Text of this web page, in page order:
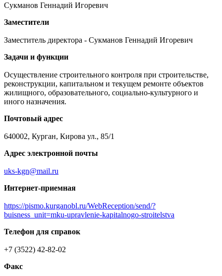
Сукманов Геннадий Игоревич
Заместители
Заместитель директора - Сукманов Геннадий Игоревич
Задачи и функции
Осуществление строительного контроля при строительстве,
реконструкции, капитальном и текущем ремонте объектов
жилищного, образовательного, социально-культурного и
иного назначения.
Почтовый адрес
640002, Курган, Кирова ул., 85/1
Адрес электронной почты
uks-kgn@mail.ru
Интернет-приемная
https://pismo.kurganobl.ru/WebReception/send/?
buisness_unit=mku-upravlenie-kapitalnogo-stroitelstva
Телефон для справок
+7 (3522) 42-82-02
Факс